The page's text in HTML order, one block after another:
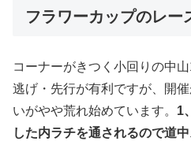
フラワーカップのレー
コーナーがきつく小回りの中
逃げ・先行が有利ですが、開
いがやや荒れ始めています。 1
した内ラチを通されるので道